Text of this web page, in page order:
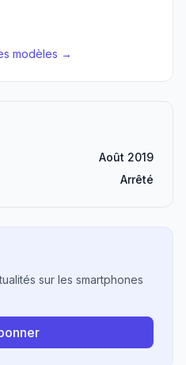
modèles →
Août 2019
Arrêté
sur les smartphones